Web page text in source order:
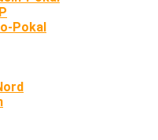
Pokal